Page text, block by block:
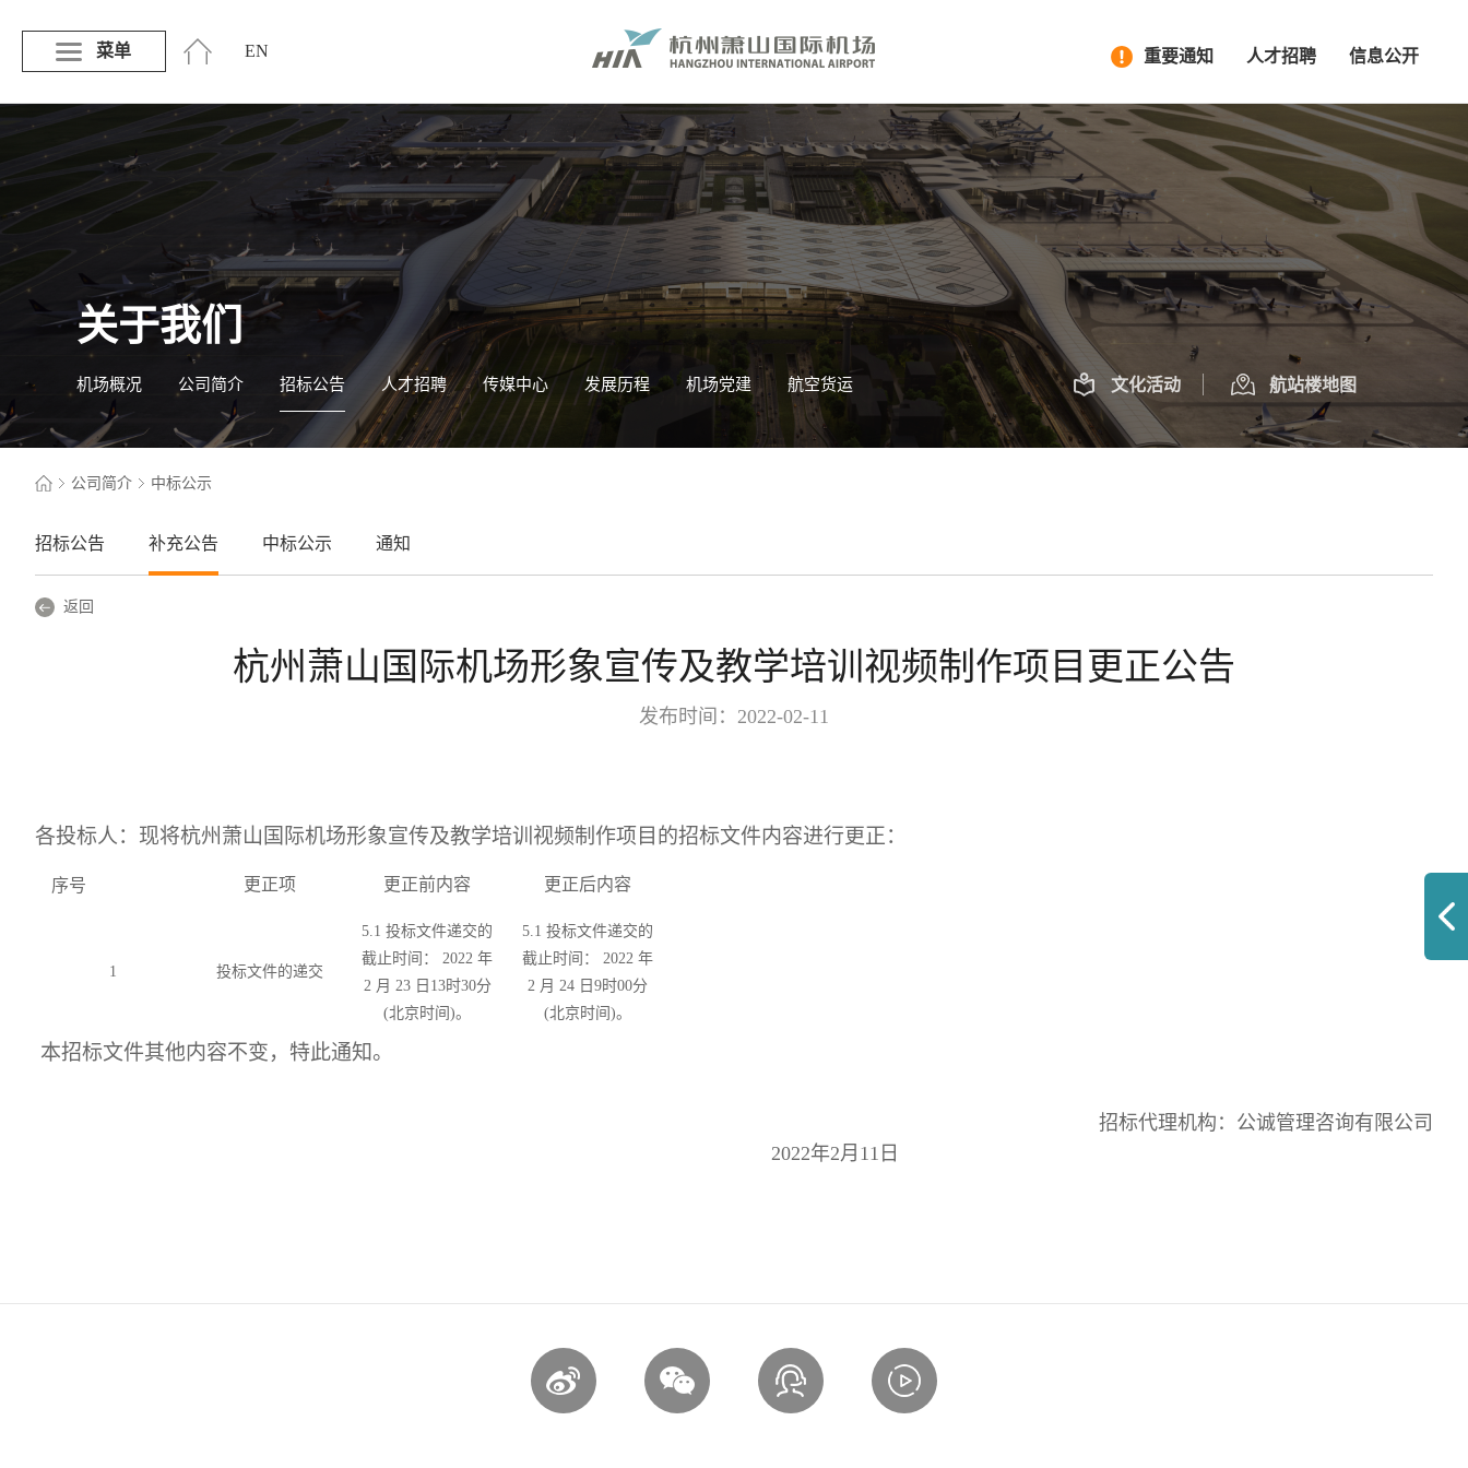
菜单 EN 信息公开
人才招聘
重要通知
关于我们
机场概况 公司简介 招标公告 人才招聘 传媒中心 发展历程 机场党建 航空货运 文化活动 航站楼地图
公司简介 中标公示
招标公告 补充公告 中标公示 通知
返回
杭州萧山国际机场形象宣传及教学培训视频制作项目更正公告
发布时间：2022-02-11
各投标人：现将杭州萧山国际机场形象宣传及教学培训视频制作项目的招标文件内容进行更正：
序号 更正项 更正前内容 更正后内容
1 投标文件的递交
5.1 投标文件递交的
截止时间： 2022 年
2 月 23 日13时30分
(北京时间)。
5.1 投标文件递交的
截止时间： 2022 年
2 月 24 日 9时00分
(北京时间)。
本招标文件其他内容不变，特此通知。
招标代理机构：公诚管理咨询有限公司
2022年2月11日